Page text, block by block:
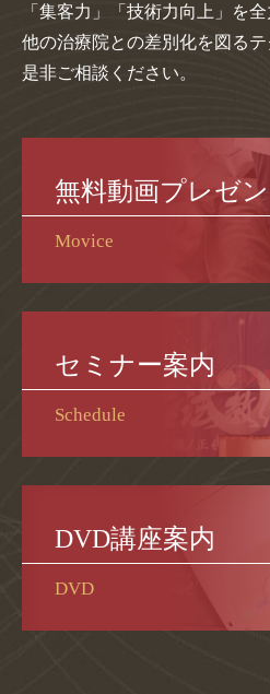
「集客力」「技術力向上」を
他の治療院との差別化を図る
是非ご相談ください。
無料動画プレゼン
Movice
セミナー案内
Schedule
DVD講座案内
DVD